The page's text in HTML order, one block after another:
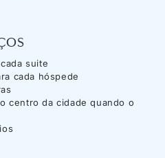
suite
cada hóspede
centro da cidade quando o